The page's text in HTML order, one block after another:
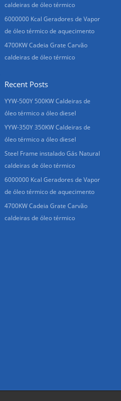
caldeiras de óleo térmico
6000000 Kcal Geradores de Vapor
de óleo térmico de aquecimento
4700KW Cadeia Grate Carvão
caldeiras de óleo térmico
Recent Posts
YYW-500Y 500KW Caldeiras de
óleo térmico a óleo diesel
YYW-350Y 350KW Caldeiras de
óleo térmico a óleo diesel
Steel Frame instalado Gás Natural
caldeiras de óleo térmico
6000000 Kcal Geradores de Vapor
de óleo térmico de aquecimento
4700KW Cadeia Grate Carvão
caldeiras de óleo térmico